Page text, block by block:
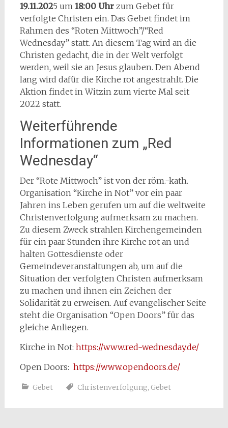
19.11.2025 um 18:00 Uhrzum Gebet für
verfolgte Christen ein. Das Gebet findet im
Rahmen des “Roten Mittwoch”/“Red
Wednesday” statt. An diesem Tag wird an die
Christen gedacht, die in der Welt verfolgt
werden, weil sie an Jesus glauben. Den Abend
lang wird dafür die Kirche rot angestrahlt. Die
Aktion findet in Witzin zum vierte Mal seit
2022 statt.
Weiterführende
Informationen zum „Red
Wednesday“
Der “Rote Mittwoch” ist von der röm.-kath.
Organisation “Kirche in Not” vor ein paar
Jahren ins Leben gerufen um auf die weltweite
Christenverfolgung aufmerksam zu machen.
Zu diesem Zweck strahlen Kirchengemeinden
für ein paar Stunden ihre Kirche rot an und
halten Gottesdienste oder
Gemeindeveranstaltungen ab, um auf die
Situation der verfolgten Christen aufmerksam
zu machen und ihnen ein Zeichen der
Solidarität zu erweisen. Auf evangelischer Seite
steht die Organisation “Open Doors” für das
gleiche Anliegen.
Kirche in Not: https://www.red-wednesday.de/
Open Doors: https://www.opendoors.de/
Gebet Christenverfolgung, Gebet